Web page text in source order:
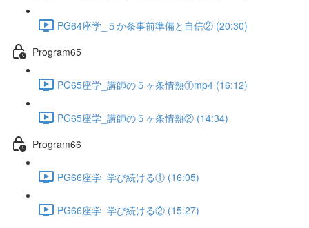
PG64座学_５か条事前準備と自信② (20:30)
Program65
PG65座学_講師の５ヶ条情熱①mp4 (16:12)
PG65座学_講師の５ヶ条情熱② (14:34)
Program66
PG66座学_学び続ける① (16:05)
PG66座学_学び続ける② (15:27)